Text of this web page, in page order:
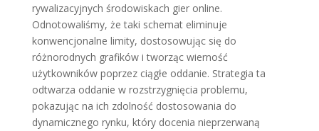
rywalizacyjnych środowiskach gier online.
Odnotowaliśmy, że taki schemat eliminuje
konwencjonalne limity, dostosowując się do
różnorodnych grafików i tworząc wierność
użytkowników poprzez ciągłe oddanie. Strategia ta
odtwarza oddanie w rozstrzygnięcia problemu,
pokazując na ich zdolność dostosowania do
dynamicznego rynku, który docenia nieprzerwaną